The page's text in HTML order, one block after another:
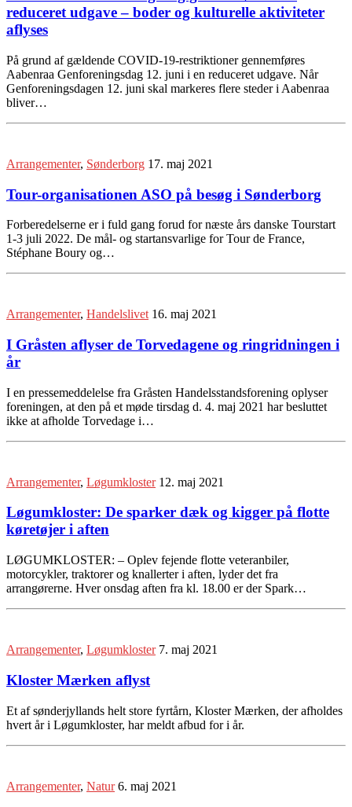
reduceret udgave – boder og kulturelle aktiviteter
aflyses
På grund af gældende COVID-19-restriktioner gennemføres
Aabenraa Genforeningsdag 12. juni i en reduceret udgave. Når
Genforeningsdagen 12. juni skal markeres flere steder i Aabenraa
bliver…
Arrangementer, Sønderborg 17. maj 2021
Tour-organisationen ASO på besøg i Sønderborg
Forberedelserne er i fuld gang forud for næste års danske Tourstart
1-3 juli 2022. De mål- og startansvarlige for Tour de France,
Stéphane Boury og…
Arrangementer, Handelslivet 16. maj 2021
I Gråsten aflyser de Torvedagene og ringridningen i
år
I en pressemeddelelse fra Gråsten Handelsstandsforening oplyser
foreningen, at den på et møde tirsdag d. 4. maj 2021 har besluttet
ikke at afholde Torvedage i…
Arrangementer, Løgumkloster 12. maj 2021
Løgumkloster: De sparker dæk og kigger på flotte
køretøjer i aften
LØGUMKLOSTER: – Oplev fejende flotte veteranbiler,
motorcykler, traktorer og knallerter i aften, lyder det fra
arrangørerne. Hver onsdag aften fra kl. 18.00 er der Spark…
Arrangementer, Løgumkloster 7. maj 2021
Kloster Mærken aflyst
Et af sønderjyllands helt store fyrtårn, Kloster Mærken, der afholdes
hvert år i Løgumkloster, har meldt afbud for i år.
Arrangementer, Natur 6. maj 2021